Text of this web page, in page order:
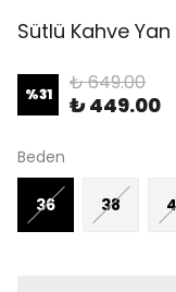
Sütlü Kahve
%31 ₺ 649.00
₺ 449.00
Beden
36 38